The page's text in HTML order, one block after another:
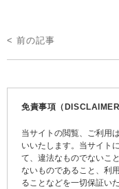
投
稿
< 前の記事
免責事項（
当サイトの閲覧、ご利用
いいたします。当サイト
て、違法なものでないこ
ないものであること、利
ることなどを一切保証い